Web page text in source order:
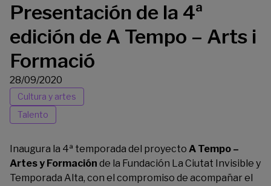
Presentación de la 4ª
edición de A Tempo – Arts i
Formació
28/09/2020
Cultura y artes
Talento
Inaugura la 4ª temporada del proyecto A Tempo –
Artes y Formación de la Fundación La Ciutat Invisible y
Temporada Alta, con el compromiso de acompañar el